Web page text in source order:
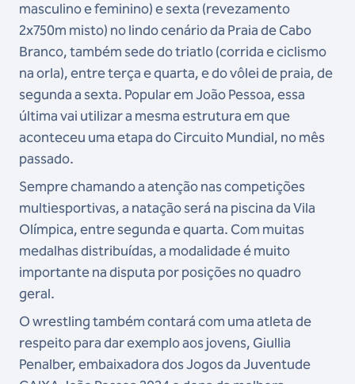
masculino e feminino) e sexta (revezamento
2x750m misto) no lindo cenário da Praia de Cabo
Branco, também sede do triatlo (corrida e ciclismo
na orla), entre terça e quarta, e do vôlei de praia, de
segunda a sexta. Popular em João Pessoa, essa
última vai utilizar a mesma estrutura em que
aconteceu uma etapa do Circuito Mundial, no mês
passado.
Sempre chamando a atenção nas competições
multiesportivas, a natação será na piscina da Vila
Olímpica, entre segunda e quarta. Com muitas
medalhas distribuídas, a modalidade é muito
importante na disputa por posições no quadro
geral.
O wrestling também contará com uma atleta de
respeito para dar exemplo aos jovens, Giullia
Penalber, embaixadora dos Jogos da Juventude